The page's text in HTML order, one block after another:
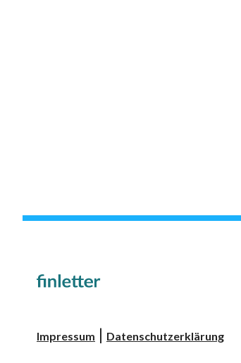
Impressum Datenschutzerklärung